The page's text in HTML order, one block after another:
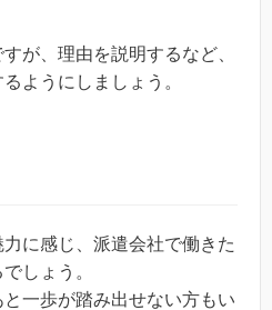
が、理由を説明するなど、
ようにしましょう。
に感じ、派遣会社で働きた
しょう。
一歩が踏み出せない方もい